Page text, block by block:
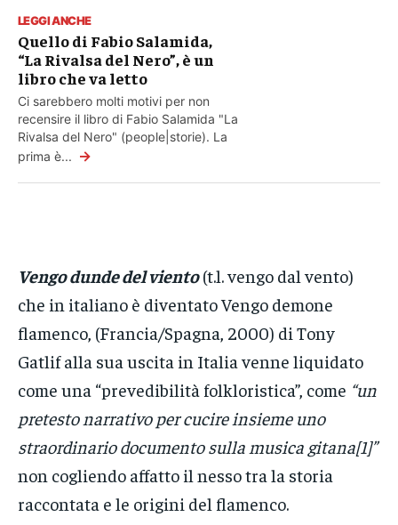
LEGGI ANCHE
Quello di Fabio Salamida,
“La Rivalsa del Nero”, è un
libro che va letto
Ci sarebbero molti motivi per non
recensire il libro di Fabio Salamida "La
Rivalsa del Nero" (people|storie). La
prima è... →
Vengo dunde del viento(t.l. vengo dal vento)
che in italiano è diventato Vengo demone
flamenco, (Francia/Spagna, 2000) di Tony
Gatlif alla sua uscita in Italia venne liquidato
come una “prevedibilità folkloristica”, come “un
pretesto narrativo per cucire insieme uno
straordinario documento sulla musica gitana[1]”
non cogliendo affatto il nesso tra la storia
raccontata e le origini del flamenco.